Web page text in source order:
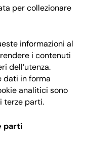
per collezionare
informazioni al
i contenuti
dell’utenza.
dati in forma
analitici sono
terze parti.
parti